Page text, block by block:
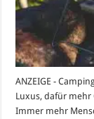
ANZEIGE -
Luxus, dafür mehr
Immer mehr